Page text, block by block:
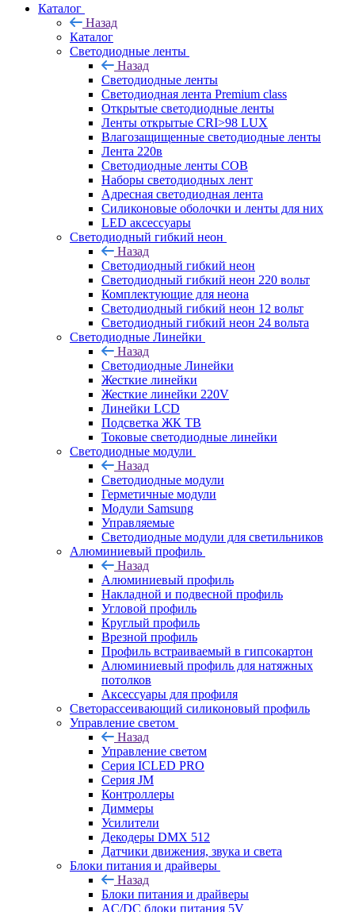
Каталог
Назад
Каталог
Светодиодные ленты
Назад
Светодиодные ленты
Светодиодная лента Premium class
Открытые светодиодные ленты
Ленты открытые CRI>98 LUX
Влагозащищенные светодиодные ленты
Лента 220в
Светодиодные ленты COB
Наборы светодиодных лент
Адресная светодиодная лента
Силиконовые оболочки и ленты для них
LED аксессуары
Светодиодный гибкий неон
Назад
Светодиодный гибкий неон
Светодиодный гибкий неон 220 вольт
Комплектующие для неона
Светодиодный гибкий неон 12 вольт
Светодиодный гибкий неон 24 вольта
Светодиодные Линейки
Назад
Светодиодные Линейки
Жесткие линейки
Жесткие линейки 220V
Линейки LCD
Подсветка ЖК ТВ
Токовые светодиодные линейки
Светодиодные модули
Назад
Светодиодные модули
Герметичные модули
Модули Samsung
Управляемые
Светодиодные модули для светильников
Алюминиевый профиль
Назад
Алюминиевый профиль
Накладной и подвесной профиль
Угловой профиль
Круглый профиль
Врезной профиль
Профиль встраиваемый в гипсокартон
Алюминиевый профиль для натяжных
потолков
Аксессуары для профиля
Светорассеивающий силиконовый профиль
Управление светом
Назад
Управление светом
Серия ICLED PRO
Серия JM
Контроллеры
Диммеры
Усилители
Декодеры DMX 512
Датчики движения, звука и света
Блоки питания и драйверы
Назад
Блоки питания и драйверы
AC/DC блоки питания 5V